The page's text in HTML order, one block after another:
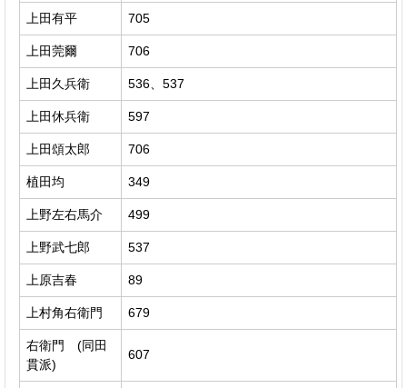
上田有平 705
上田莞爾 706
上田久兵衛 536、537
上田休兵衛 597
上田頌太郎 706
植田均 349
上野左右馬介 499
上野武七郎 537
上原吉春 89
上村角右衛門 679
右衛門 (同田
貫派)
607